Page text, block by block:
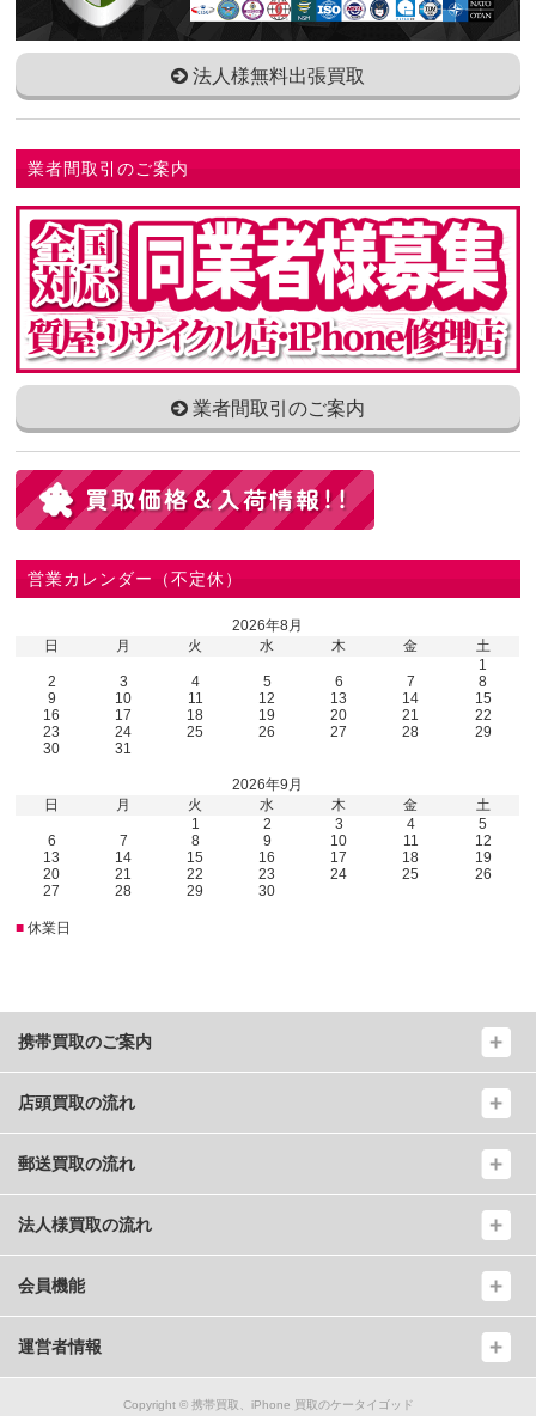
法人様無料出張買取
業者間取引のご案内
業者間取引のご案内
営業カレンダー（不定休）
2026年8月
日
月 火 水 木 金
土
1
2
3 4 5 6 7
8
9
10 11 12 13 14
15
16
17 18 19 20 21
22
23
24 25 26 27 28
29
30
31
2026年9月
日
月 火 水 木 金
土
1
2 3 4
5
6
7 8 9 10 11
12
13
14 15 16 17 18
19
20
21 22 23 24 25
26
27
28 29 30
■ 休業日
携帯買取のご案内
店頭買取の流れ
郵送買取の流れ
法人様買取の流れ
会員機能
運営者情報
Copyright © 携帯買取、iPhone 買取のケータイゴッド